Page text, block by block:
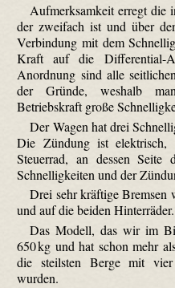
Aufmerksamkeit erregt die
der zweifach ist und über
Verbindung mit dem
Kraft auf die Differential-
Anordnung sind alle
der Gründe, weshalb
Betriebskraft große
Der Wagen hat drei
Die Zündung ist
Steuerrad, an dessen
Schnellig­keiten und der
Drei sehr kräftige
und auf die beiden Hinterräder.
Das Modell, das wir im
650 kg und hat schon mehr
die steilsten Berge mit vier
wurden.